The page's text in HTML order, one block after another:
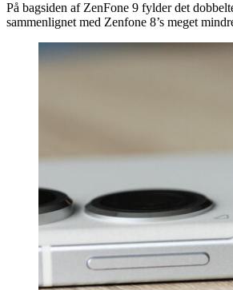
På bagsiden af ZenFone 9 fylder det
sammenlignet med Zenfone 8’s meget